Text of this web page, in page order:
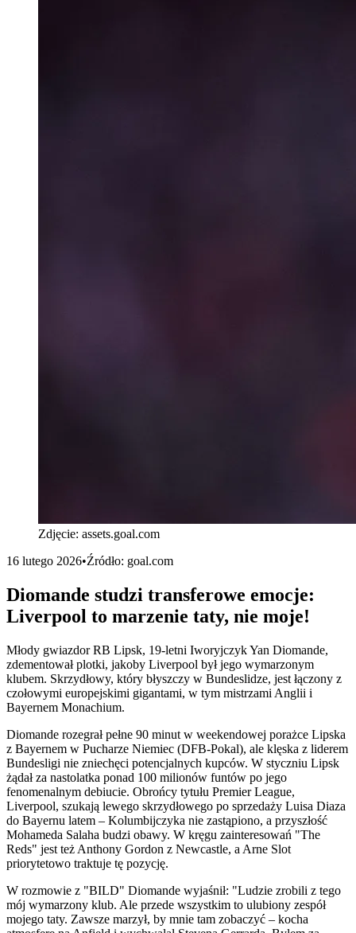
Zdjęcie: assets.goal.com
16 lutego 2026•Źródło: goal.com
Diomande studzi transferowe emocje:
Liverpool to marzenie taty, nie moje!
Młody gwiazdor RB Lipsk, 19-letni Iworyjczyk Yan Diomande,
zdementował plotki, jakoby Liverpool był jego wymarzonym
klubem. Skrzydłowy, który błyszczy w Bundeslidze, jest łączony z
czołowymi europejskimi gigantami, w tym mistrzami Anglii i
Bayernem Monachium.
Diomande rozegrał pełne 90 minut w weekendowej porażce Lipska
z Bayernem w Pucharze Niemiec (DFB-Pokal), ale klęska z liderem
Bundesligi nie zniechęci potencjalnych kupców. W styczniu Lipsk
żądał za nastolatka ponad 100 milionów funtów po jego
fenomenalnym debiucie. Obrońcy tytułu Premier League,
Liverpool, szukają lewego skrzydłowego po sprzedaży Luisa Diaza
do Bayernu latem – Kolumbijczyka nie zastąpiono, a przyszłość
Mohameda Salaha budzi obawy. W kręgu zainteresowań "The
Reds" jest też Anthony Gordon z Newcastle, a Arne Slot
priorytetowo traktuje tę pozycję.
W rozmowie z "BILD" Diomande wyjaśnił: "Ludzie zrobili z tego
mój wymarzony klub. Ale przede wszystkim to ulubiony zespół
mojego taty. Zawsze marzył, by mnie tam zobaczyć – kocha